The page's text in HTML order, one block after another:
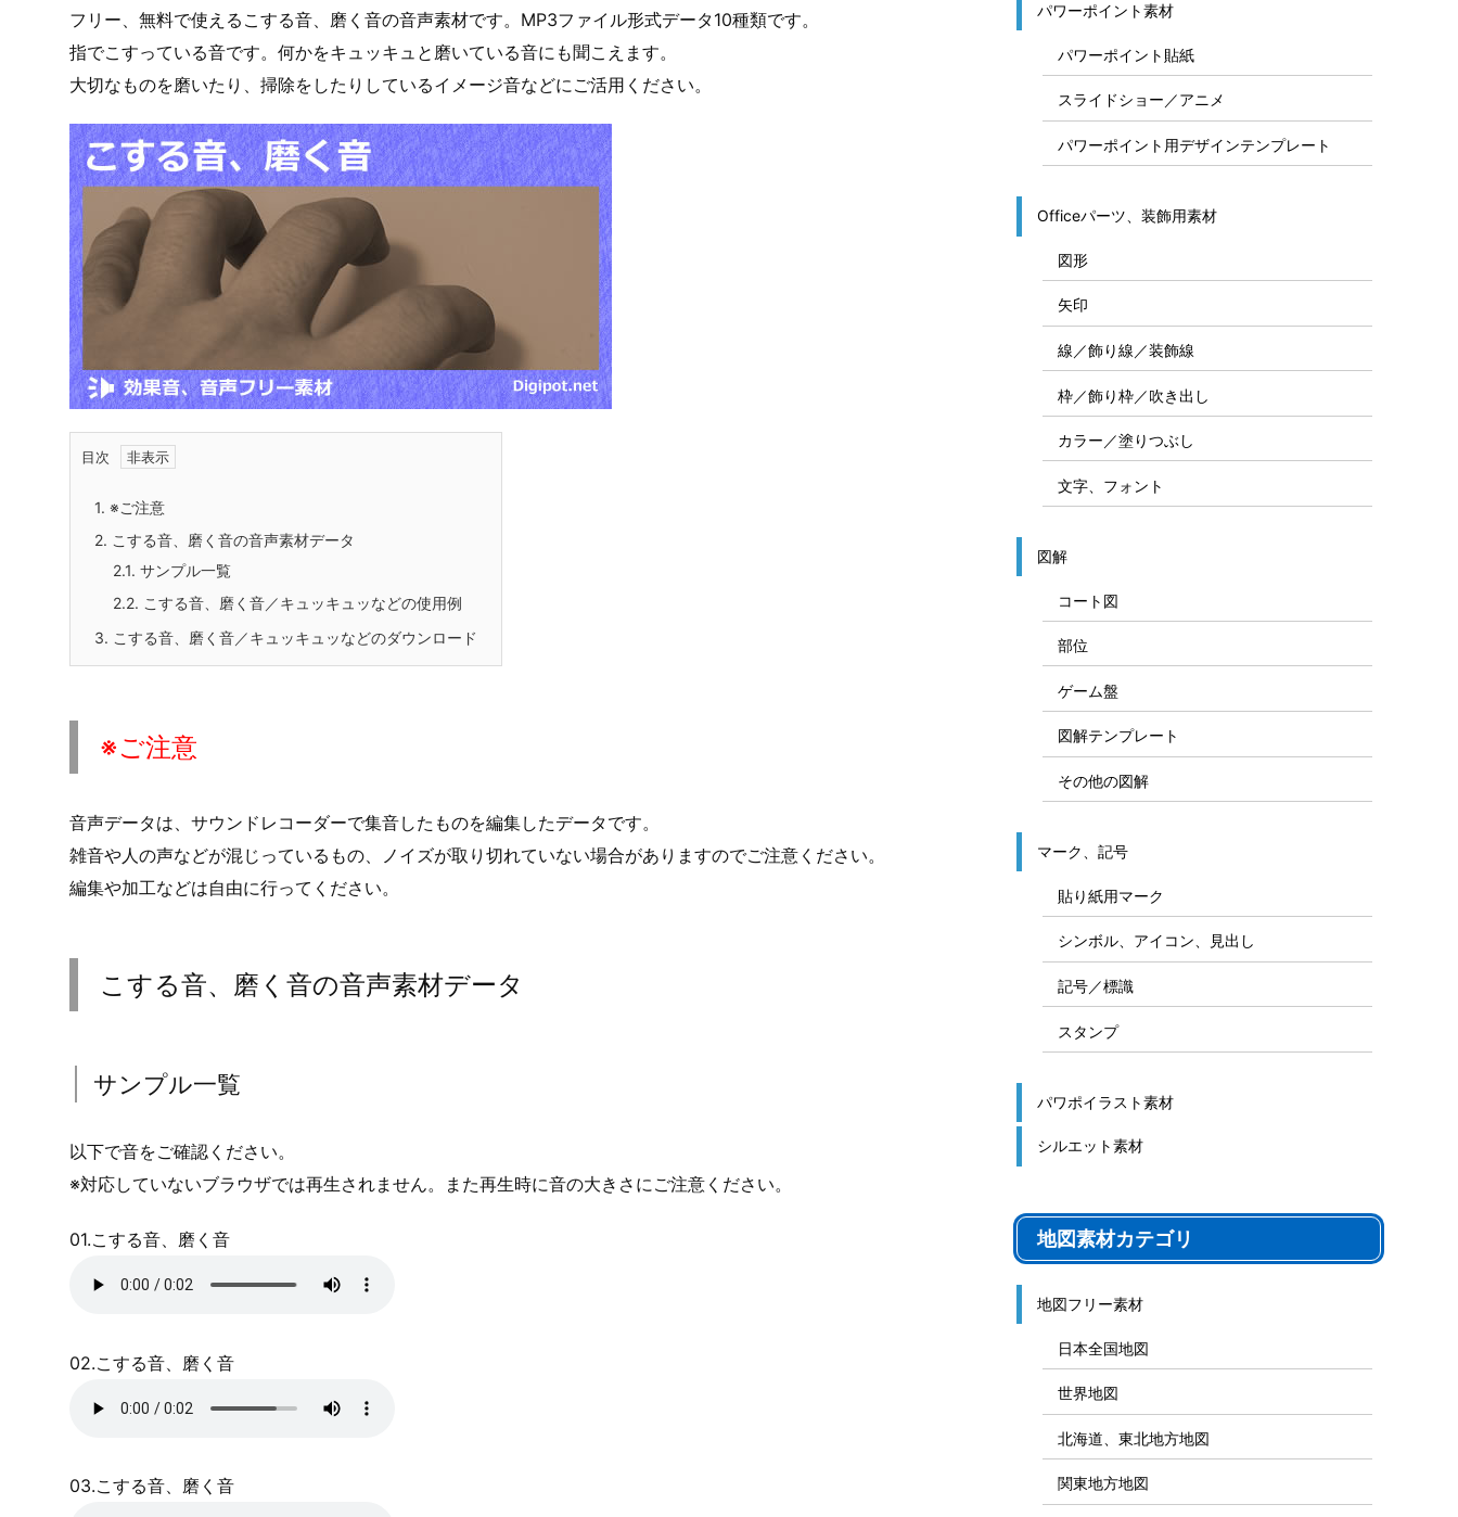
フリー、無料で使えるこする音、磨く音の音声素材です。MP3ファイル形式データ10種類です。
指でこすっている音です。何かをキュッキュと磨いている音にも聞こえます。
大切なものを磨いたり、掃除をしたりしているイメージ音などにご活用ください。
目次
1. ※ご注意
2. こする音、磨く音の音声素材データ
2.1. サンプル一覧
2.2. こする音、磨く音／キュッキュッなどの使用例
3. こする音、磨く音／キュッキュッなどのダウンロード
※ご注意
音声データは、サウンドレコーダーで集音したものを編集したデータです。
雑音や人の声などが混じっているもの、ノイズが取り切れていない場合がありますのでご注意ください。
編集や加工などは自由に行ってください。
こする音、磨く音の音声素材データ
サンプル一覧
以下で音をご確認ください。
※対応していないブラウザでは再生されません。また再生時に音の大きさにご注意ください。
01.こする音、磨く音
02.こする音、磨く音
03.こする音、磨く音
パワーポイント素材
パワーポイント貼紙
スライドショー／アニメ
パワーポイント用デザインテンプレート
Officeパーツ、装飾用素材
図形
矢印
線／飾り線／装飾線
枠／飾り枠／吹き出し
カラー／塗りつぶし
文字、フォント
図解
コート図
部位
ゲーム盤
図解テンプレート
その他の図解
マーク、記号
貼り紙用マーク
シンボル、アイコン、見出し
記号／標識
スタンプ
パワポイラスト素材
シルエット素材
地図素材カテゴリ
地図フリー素材
日本全国地図
世界地図
北海道、東北地方地図
関東地方地図